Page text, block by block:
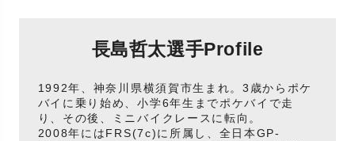
長島哲太選手Profile
1992年、神奈川県横須賀市生まれ。3歳からポケ
バイに乗り始め、小学6年生までポケバイで走
り、その後、ミニバイクレースに転向。
2008年にはFRS(7c)に所属し、全日本GP-